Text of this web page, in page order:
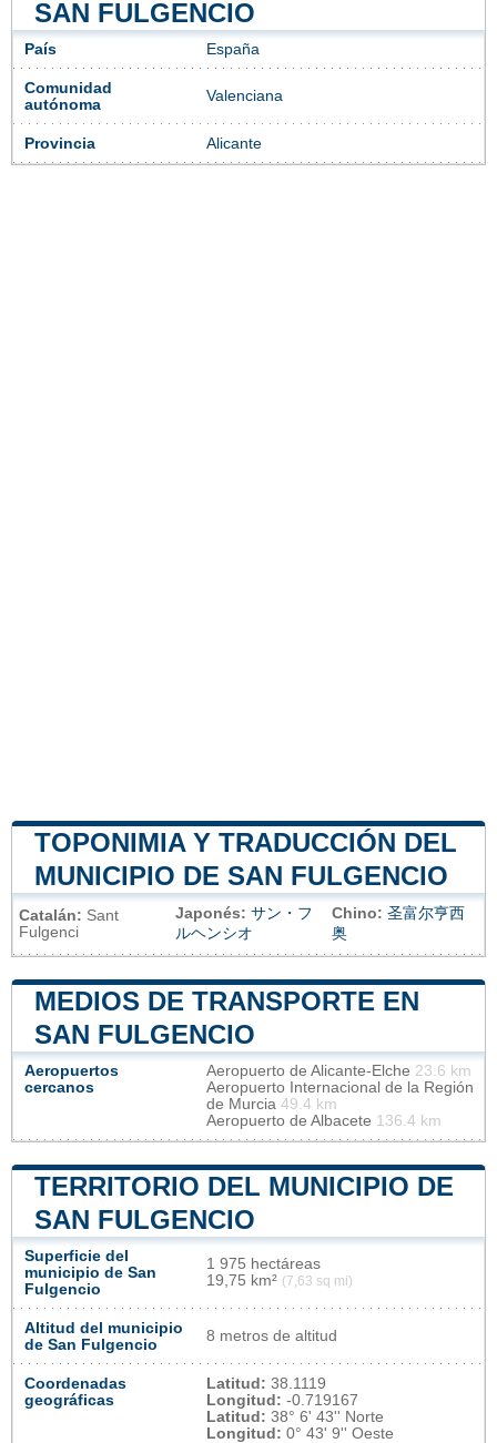
SAN FULGENCIO
País España
Comunidad
autónoma
Valenciana
Provincia Alicante
TOPONIMIA Y TRADUCCIÓN DEL
MUNICIPIO DE SAN FULGENCIO
Catalán: Sant
Fulgenci
Japonés: サン・フ
ルヘンシオ
Chino: 圣富尔亨西
奥
MEDIOS DE TRANSPORTE EN
SAN FULGENCIO
Aeropuertos
cercanos
Aeropuerto de Alicante-Elche 23.6 km
Aeropuerto Internacional de la Región
de Murcia 49.4 km
Aeropuerto de Albacete 136.4 km
TERRITORIO DEL MUNICIPIO DE
SAN FULGENCIO
Superficie del
municipio de San
Fulgencio
1 975 hectáreas
19,75 km² (7,63 sq mi)
Altitud del municipio
de San Fulgencio
8 metros de altitud
Coordenadas
geográficas
Latitud: 38.1119
Longitud: -0.719167
Latitud: 38° 6' 43'' Norte
Longitud: 0° 43' 9'' Oeste